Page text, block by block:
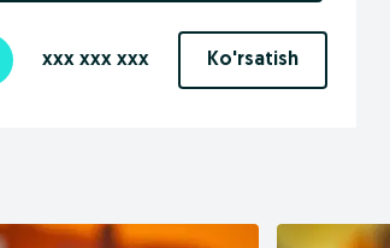
xxx xxx xxx Ko'rsatish